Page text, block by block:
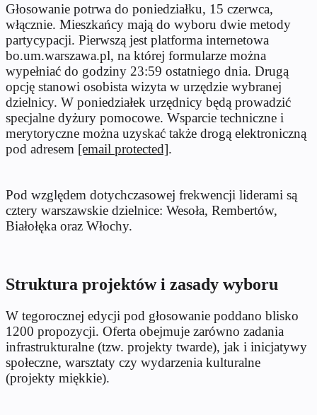
Głosowanie potrwa do poniedziałku, 15 czerwca,
włącznie. Mieszkańcy mają do wyboru dwie metody
partycypacji. Pierwszą jest platforma internetowa
bo.um.warszawa.pl, na której formularze można
wypełniać do godziny 23:59 ostatniego dnia. Drugą
opcję stanowi osobista wizyta w urzędzie wybranej
dzielnicy. W poniedziałek urzędnicy będą prowadzić
specjalne dyżury pomocowe. Wsparcie techniczne i
merytoryczne można uzyskać także drogą elektroniczną
pod adresem [email protected].
Pod względem dotychczasowej frekwencji liderami są
cztery warszawskie dzielnice: Wesoła, Rembertów,
Białołęka oraz Włochy.
Struktura projektów i zasady wyboru
W tegorocznej edycji pod głosowanie poddano blisko
1200 propozycji. Oferta obejmuje zarówno zadania
infrastrukturalne (tzw. projekty twarde), jak i inicjatywy
społeczne, warsztaty czy wydarzenia kulturalne
(projekty miękkie).